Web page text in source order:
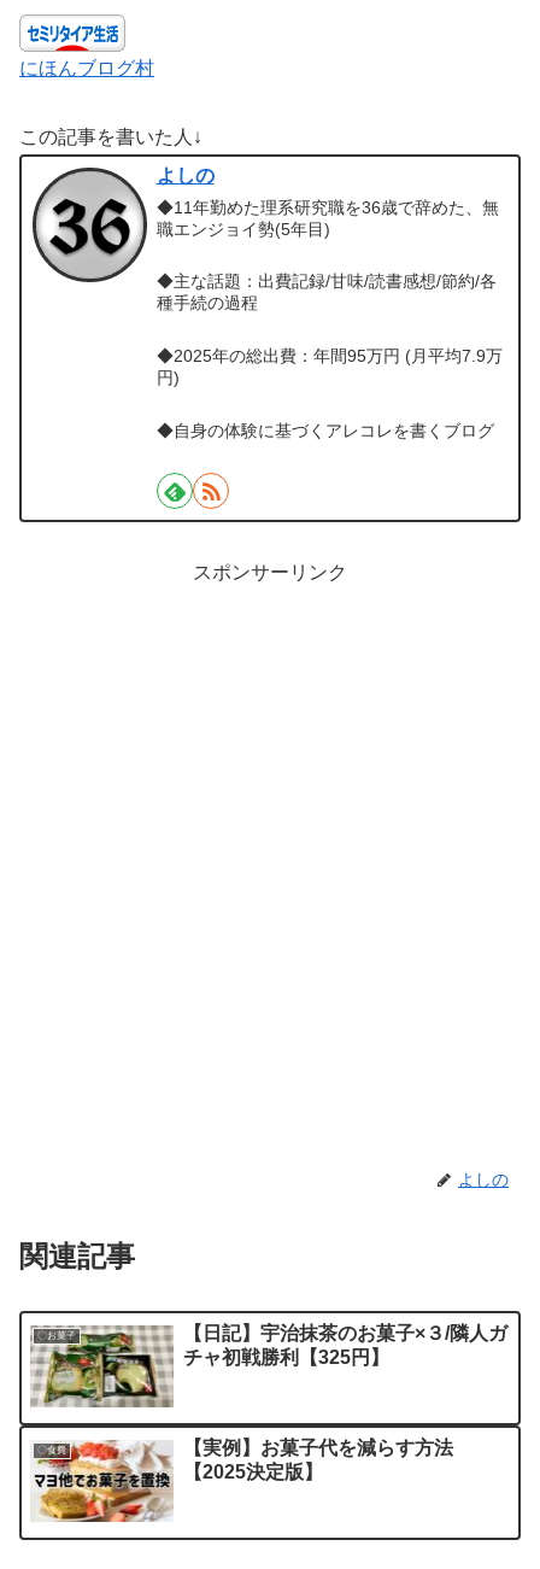
にほんブログ村
この記事を書いた人↓
よしの
◆11年勤めた理系研究職を36歳で辞めた、無
職エンジョイ勢(5年目)
◆主な話題：出費記録/甘味/読書感想/節約/各
種手続の過程
◆2025年の総出費：年間95万円 (月平均7.9万
円)
◆自身の体験に基づくアレコレを書くブログ
スポンサーリンク
よしの
関連記事
〇お菓子
【日記】宇治抹茶のお菓子×３/隣人ガ
チャ初戦勝利【325円】
〇食費
【実例】お菓子代を減らす方法
【2025決定版】